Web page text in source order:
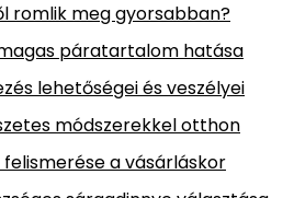
romlik meg gyorsabban?
magas páratartalom hatása
lehetőségei és veszélyei
módszerekkel otthon
a vásárláskor